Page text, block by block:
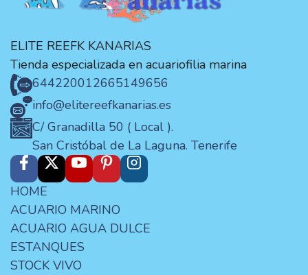
ELITE REEFK KANARIAS
Tienda especializada en acuariofilia marina
644220012665149656
info@elitereefkanarias.es
C/ Granadilla 50 ( Local ).
San Cristóbal de La Laguna. Tenerife
HOME
ACUARIO MARINO
ACUARIO AGUA DULCE
ESTANQUES
STOCK VIVO